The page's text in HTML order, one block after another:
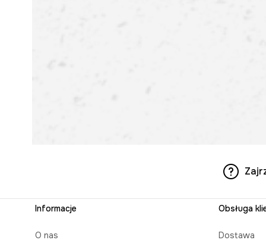
Informacje
O nas
Obsługa
Dostawa